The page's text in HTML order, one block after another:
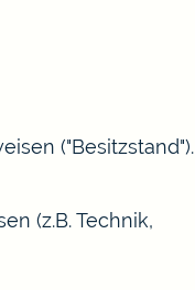
("Besitzstand").
(z.B. Technik,